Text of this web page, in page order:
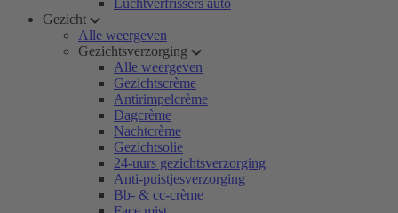
Luchtverfrissers auto
Gezicht
Alle weergeven
Gezichtsverzorging
Alle weergeven
Gezichtscrème
Antirimpelcrème
Dagcrème
Nachtcrème
Gezichtsolie
24-uurs gezichtsverzorging
Anti-puistjesverzorging
Bb- & cc-crème